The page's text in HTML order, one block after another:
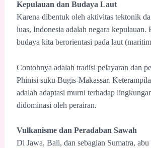
Kepulauan dan Budaya Laut
Karena dibentuk oleh aktivitas tektonik
luas, Indonesia adalah negara kepulauan.
budaya kita berorientasi pada laut
Contohnya adalah tradisi pelayaran dan
Phinisi suku Bugis-Makassar.
adalah adaptasi murni terhadap
didominasi oleh perairan.
Vulkanisme dan Peradaban Sawah
Di Jawa, Bali, dan sebagian Sumatra,